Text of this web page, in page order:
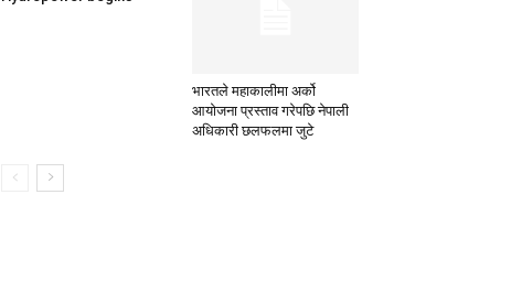
भारतले महाकालीमा अर्को
आयोजना प्रस्ताव गरेपछि नेपाली
अधिकारी छलफलमा जुटे